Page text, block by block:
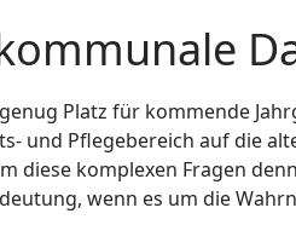
Platz für kommende
und Pflegebereich auf die
diese komplexen Fragen
wenn es um die